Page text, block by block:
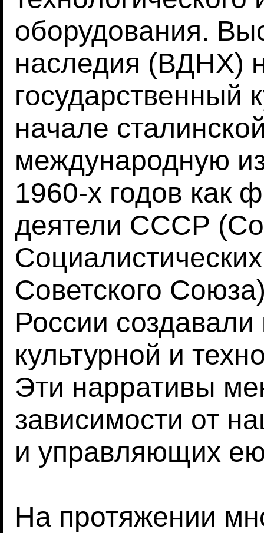
оборудования.
наследия (ВДНХ)
государственный
начале
международную
1960-х годов как
деятели СССР
Советского
России
культурной и
Эти нарративы
зависимости от
и управляющих ею
На протяжении